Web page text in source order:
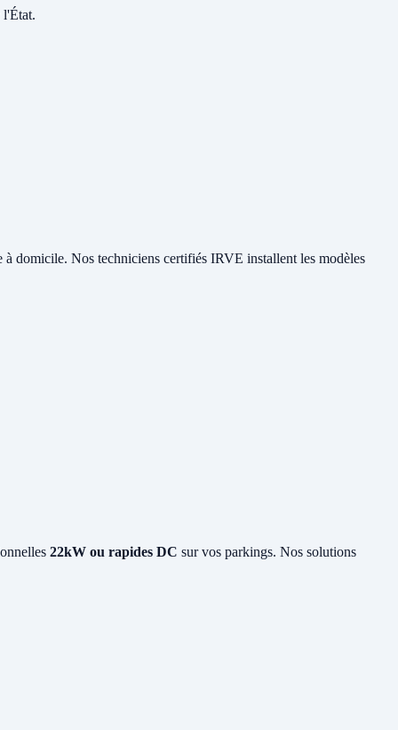
l'État.
domicile. Nos techniciens certifiés IRVE installent les modèles
22kW ou rapides DC sur vos parkings. Nos solutions